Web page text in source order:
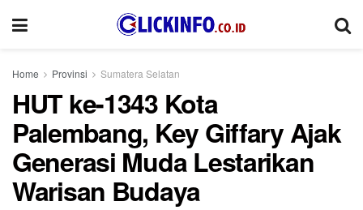
Home Provinsi Sumatera Selatan
HUT ke-1343 Kota
Palembang, Key Giffary Ajak
Generasi Muda Lestarikan
Warisan Budaya